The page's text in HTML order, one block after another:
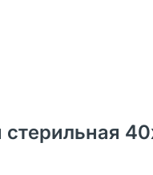
стерильная